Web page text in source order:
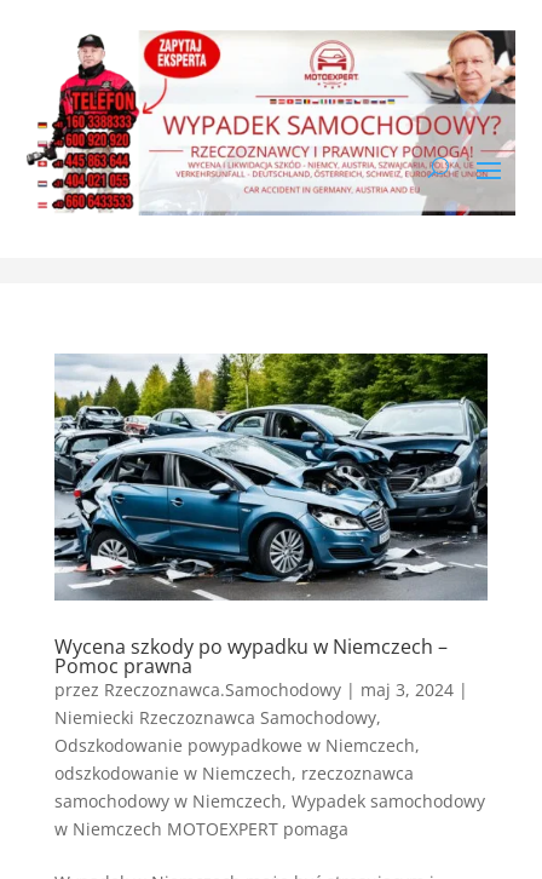
Wycena szkody po wypadku w Niemczech –
Pomoc prawna
przez Rzeczoznawca.Samochodowy| maj 3, 2024|
Niemiecki Rzeczoznawca Samochodowy,
Odszkodowanie powypadkowe w Niemczech,
odszkodowanie w Niemczech, rzeczoznawca
samochodowy w Niemczech, Wypadek samochodowy
w Niemczech MOTOEXPERT pomaga